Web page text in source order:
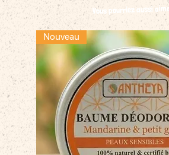
Vous pourriez aussi
Nouveau